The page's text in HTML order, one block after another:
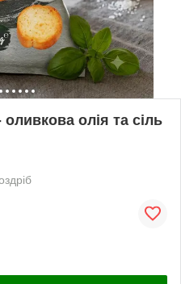
оливкова олія та сіль